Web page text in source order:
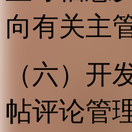
向有关主
（六）
帖评论管